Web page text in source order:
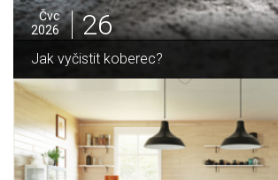
Čvc
2026
25
Jak sušit pomeranče a citrusy jednoduše